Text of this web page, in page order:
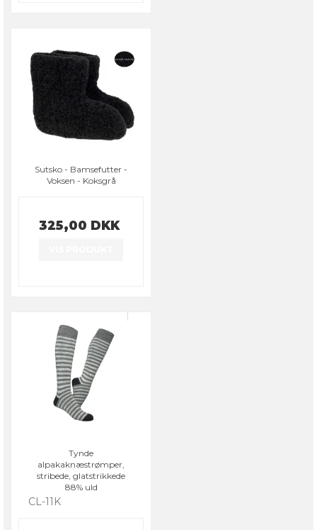
Sutsko - Bamsefutter -
Voksen - Koksgrå
325,00 DKK
Tynde
alpakaknæstrømper,
stribede, glatstrikkede
88% uld
CL-11K